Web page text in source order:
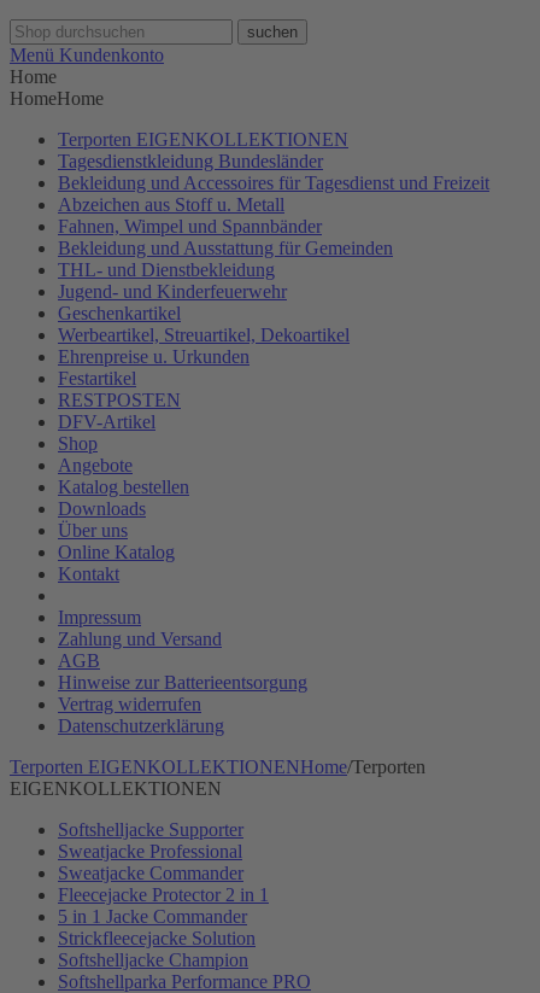
suchen
Menü Kundenkonto
Home
HomeHome
Terporten EIGENKOLLEKTIONEN
Tagesdienstkleidung Bundesländer
Bekleidung und Accessoires für Tagesdienst und Freizeit
Abzeichen aus Stoff u. Metall
Fahnen, Wimpel und Spannbänder
Bekleidung und Ausstattung für Gemeinden
THL- und Dienstbekleidung
Jugend- und Kinderfeuerwehr
Geschenkartikel
Werbeartikel, Streuartikel, Dekoartikel
Ehrenpreise u. Urkunden
Festartikel
RESTPOSTEN
DFV-Artikel
Shop
Angebote
Katalog bestellen
Downloads
Über uns
Online Katalog
Kontakt
Impressum
Zahlung und Versand
AGB
Hinweise zur Batterieentsorgung
Vertrag widerrufen
Datenschutzerklärung
Terporten EIGENKOLLEKTIONENHome/Terporten
EIGENKOLLEKTIONEN
Softshelljacke Supporter
Sweatjacke Professional
Sweatjacke Commander
Fleecejacke Protector 2 in 1
5 in 1 Jacke Commander
Strickfleecejacke Solution
Softshelljacke Champion
Softshellparka Performance PRO